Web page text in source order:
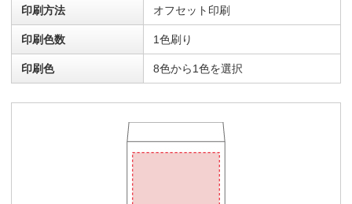
印刷方法 オフセット印刷
印刷色数 1色刷り
印刷色 8色から1色を選択